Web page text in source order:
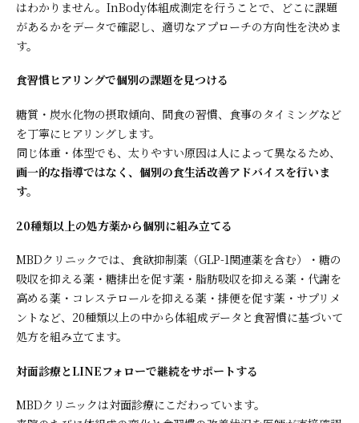
はわかりません。InBody体組成測定を行うことで、どこに課題
があるかをデータで確認し、適切なアプローチの方向性を決めま
す。
食習慣ヒアリングで個別の課題を見つける
糖質・炭水化物の摂取傾向、間食の習慣、食事のタイミングなど
を丁寧にヒアリングします。
同じ体重・体型でも、太りやすい原因は人によって異なるため、
画一的な指導ではなく、個別の食生活改善アドバイスを行いま
す。
20種類以上の処方薬から個別に組み立てる
MBDクリニックでは、食欲抑制薬（GLP-1関連薬を含む）・糖の
吸収を抑える薬・糖排出を促す薬・脂肪吸収を抑える薬・代謝を
高める薬・コレステロールを抑える薬・排便を促す薬・サプリメ
ントなど、20種類以上の中から体組成データと食習慣に基づいて
処方を組み立てます。
対面診療とLINEフォローで継続をサポートする
MBDクリニックは対面診療にこだわっています。